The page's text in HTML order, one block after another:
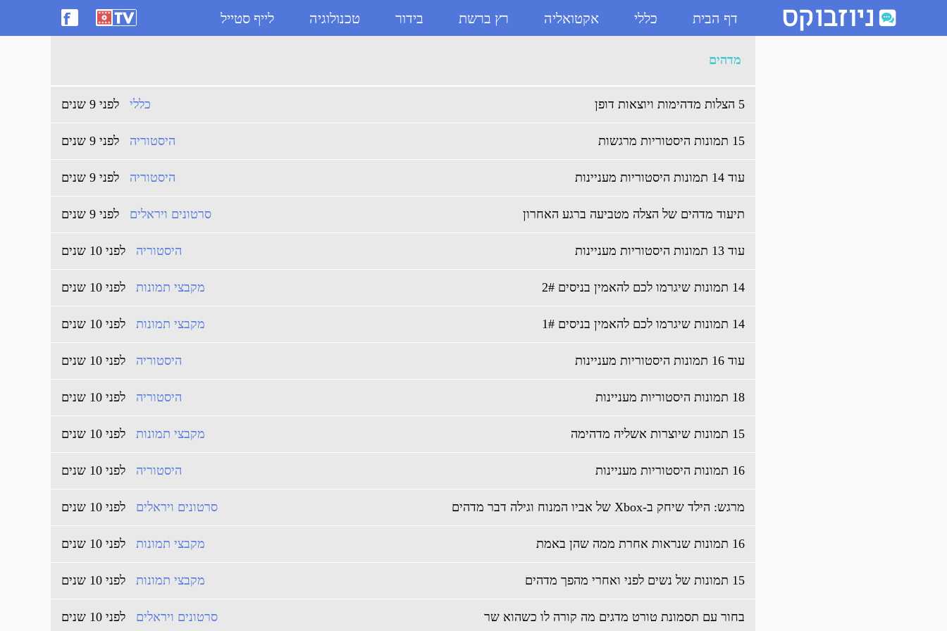
דף הבית כללי אקטואליה רץ ברשת בידור טכנולוגיה לייף סטייל ארכיון מדהים - ניוזבוקס
מדהים
5 הצלות מדהימות ויוצאות דופן לפני 9 שנים כללי
15 תמונות היסטוריות מרגשות לפני 9 שנים היסטוריה
עוד 14 תמונות היסטוריות מעניינות לפני 9 שנים היסטוריה
תיעוד מדהים של הצלה מטביעה ברגע האחרון לפני 9 שנים סרטונים ויראלים
עוד 13 תמונות היסטוריות מעניינות לפני 10 שנים היסטוריה
14 תמונות שיגרמו לכם להאמין בניסים 2# לפני 10 שנים מקבצי תמונות
14 תמונות שיגרמו לכם להאמין בניסים 1# לפני 10 שנים מקבצי תמונות
עוד 16 תמונות היסטוריות מעניינות לפני 10 שנים היסטוריה
18 תמונות היסטוריות מעניינות לפני 10 שנים היסטוריה
15 תמונות שיוצרות אשליה מדהימה לפני 10 שנים מקבצי תמונות
16 תמונות היסטוריות מעניינות לפני 10 שנים היסטוריה
מרגש: הילד שיחק ב-Xbox של אביו המנוח וגילה דבר מדהים לפני 10 שנים סרטונים ויראלים
16 תמונות שנראות אחרת ממה שהן באמת לפני 10 שנים מקבצי תמונות
15 תמונות של נשים לפני ואחרי מהפך מדהים לפני 10 שנים מקבצי תמונות
בחור עם תסמונת טורט מדגים מה קורה לו כשהוא שר לפני 10 שנים סרטונים ויראלים